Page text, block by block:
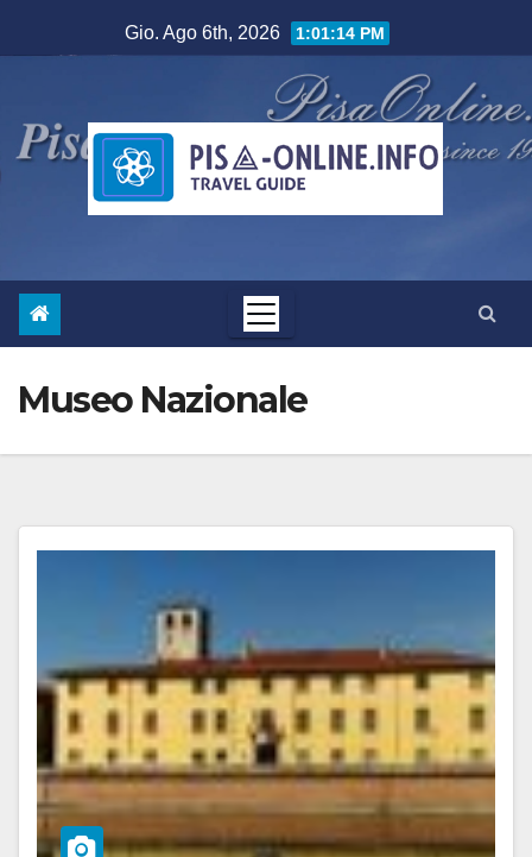
al
Gio. Ago 6th, 2026 1:01:15 PM
Museo Nazionale